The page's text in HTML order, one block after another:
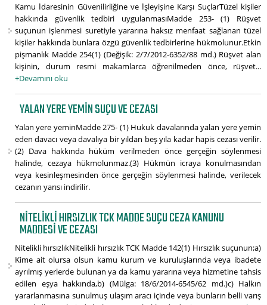
Kamu İdaresinin Güvenilirliğine ve İşleyişine Karşı SuçlarTüzel kişiler
hakkında güvenlik tedbiri uygulanmasıMadde 253- (1) Rüşvet
suçunun işlenmesi suretiyle yararına haksız menfaat sağlanan tüzel
kişiler hakkında bunlara özgü güvenlik tedbirlerine hükmolunur.Etkin
pişmanlık Madde 254(1) (Değişik: 2/7/2012-6352/88 md.) Rüşvet alan
kişinin, durum resmi makamlarca öğrenilmeden önce, rüşvet...
+Devamını oku
YALAN YERE YEMIN SUÇU VE CEZASI
Yalan yere yeminMadde 275- (1) Hukuk davalarında yalan yere yemin
eden davacı veya davalıya bir yıldan beş yıla kadar hapis cezası verilir.
(2) Dava hakkında hüküm verilmeden önce gerçeğin söylenmesi
halinde, cezaya hükmolunmaz.(3) Hükmün icraya konulmasından
veya kesinleşmesinden önce gerçeğin söylenmesi halinde, verilecek
cezanın yarısı indirilir.
NITELIKLI HIRSIZLIK TCK MADDE SUÇU CEZA KANUNU
MADDESI VE CEZASI
Nitelikli hırsızlıkNitelikli hırsızlık TCK Madde 142(1) Hırsızlık suçunun;a)
Kime ait olursa olsun kamu kurum ve kuruluşlarında veya ibadete
ayrılmış yerlerde bulunan ya da kamu yararına veya hizmetine tahsis
edilen eşya hakkında,b) (Mülga: 18/6/2014-6545/62 md.)c) Halkın
yararlanmasına sunulmuş ulaşım aracı içinde veya bunların belli varış